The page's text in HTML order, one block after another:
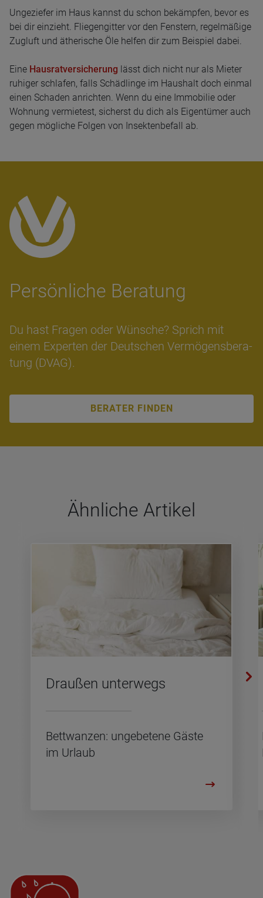
Ungeziefer im Haus kannst du schon bekämpfen, bevor es
bei dir einzieht. Fliegengitter vor den Fenstern, regelmäßige
Zugluft und ätherische Öle helfen dir zum Beispiel dabei.
Eine Hausratversicherung lässt dich nicht nur als Mieter
ruhiger schlafen, falls Schädlinge im Haushalt doch einmal
einen Schaden anrichten. Wenn du eine Immobilie oder
Wohnung vermietest, sicherst du dich als Eigentümer auch
gegen mögliche Folgen von Insektenbefall ab.
Per­sön­li­che Bera­tung
Du hast Fra­gen oder Wün­sche? Sprich mit
einem Ex­per­ten der Deut­schen Ver­mö­gens­be­ra­
tung (DVAG).
BERATER FINDEN
Ähn­li­che Arti­kel
Drau­ßen un­ter­wegs
Bett­wan­zen: un­ge­be­te­ne Gäste
im Ur­laub